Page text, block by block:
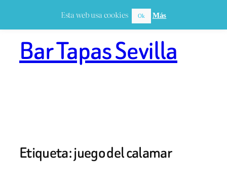
Bar Tapas Sevilla
Etiqueta:juego del calamar
Esta web usa cookies Ok Más